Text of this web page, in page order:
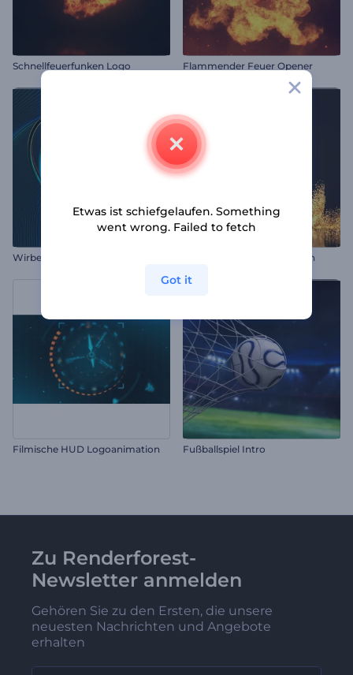
Schnellfeuerfunken Logo Flammender Feuer Opener
Wirbelnde Ringe Logo Reveal Glitzerstaub Logoanimation
Filmische HUD Logoanimation Fußballspiel Intro
Zu Renderforest-
Newsletter anmelden
Gehören Sie zu den Ersten, die unsere
neuesten Nachrichten und Angebote
erhalten
Etwas ist schiefgelaufen. Something
went wrong. Failed to fetch
Got it